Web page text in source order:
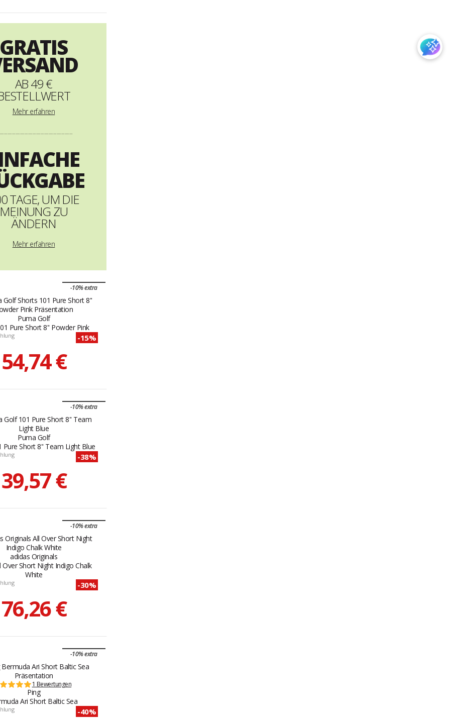
GRATIS
AB 49 €
Mehr erfahren
TAGE, UM DIE
MEINUNG ZU
ÄNDERN
Mehr erfahren
-10% extra
Puma Golf
Pure Short 8'' Powder Pink
-15%
54,74 €
-10% extra
Puma Golf
Pure Short 8'' Team Light Blue
-38%
39,57 €
-10% extra
adidas Originals
Over Short Night Indigo Chalk
White
-30%
76,26 €
-10% extra
1 Bewertungen
Ping
Ari Short Baltic Sea
-40%